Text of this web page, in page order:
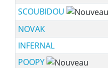
SCOUBIDOU
NOVAK
INFERNAL
POOPY